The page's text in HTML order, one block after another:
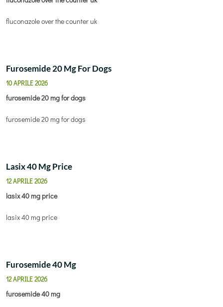
fluconazole over the counter uk
Furosemide 20 Mg For Dogs
10 APRILE 2026
furosemide 20 mg for dogs
furosemide 20 mg for dogs
Lasix 40 Mg Price
12 APRILE 2026
lasix 40 mg price
lasix 40 mg price
Furosemide 40 Mg
12 APRILE 2026
furosemide 40 mg